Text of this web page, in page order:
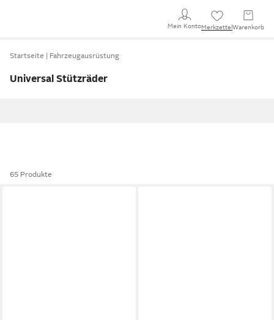
Mein KontoMerkzettel Warenkorb
Startseite Fahrzeugausrüstung
Universal Stützräder
65 Produkte